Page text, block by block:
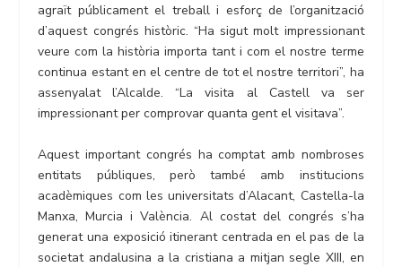
agraït públicament el treball i esforç de l’organització
d’aquest congrés històric. “Ha sigut molt impressionant
veure com la història importa tant i com el nostre terme
continua estant en el centre de tot el nostre territori”, ha
assenyalat l’Alcalde. “La visita al Castell va ser
impressionant per comprovar quanta gent el visitava”.
Aquest important congrés ha comptat amb nombroses
entitats públiques, però també amb institucions
acadèmiques com les universitats d’Alacant, Castella-la
Manxa, Murcia i València. Al costat del congrés s’ha
generat una exposició itinerant centrada en el pas de la
societat andalusina a la cristiana a mitjan segle XIII, en